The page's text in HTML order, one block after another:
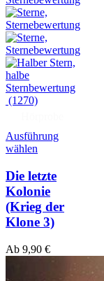
(1270)
Ausführung
wählen
Die letzte
Kolonie
(Krieg der
Klone 3)
Ab 9,90 €